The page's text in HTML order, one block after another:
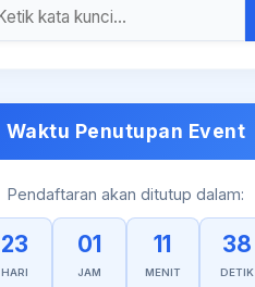
Waktu Penutupan Event
Pendaftaran akan ditutup dalam:
23
HARI
01
JAM
11
MENIT
38
DETIK